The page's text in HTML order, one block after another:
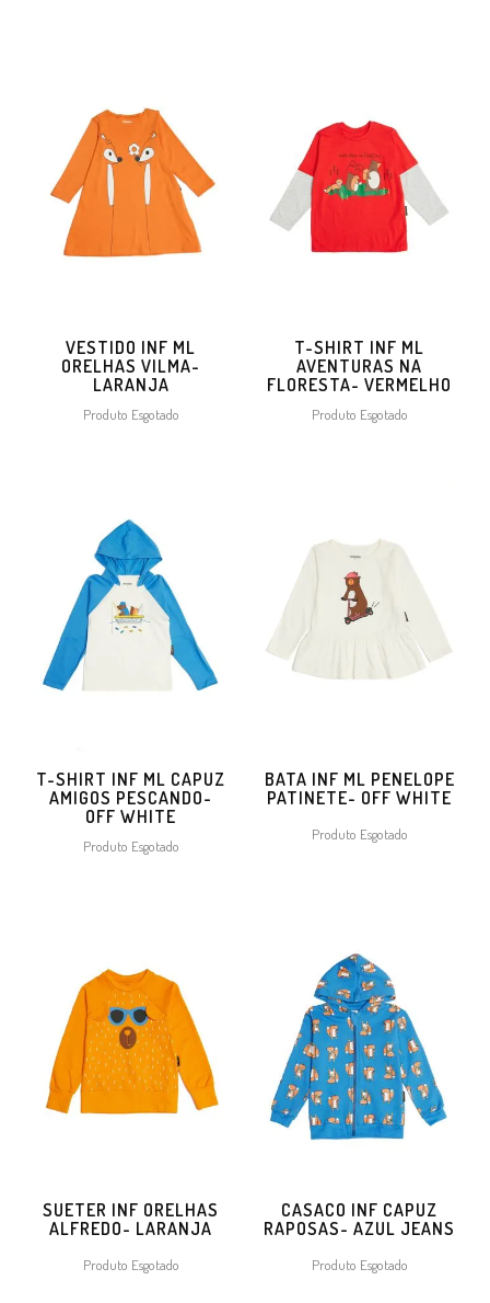
VESTIDO INF ML
ORELHAS VILMA-
LARANJA
Produto Esgotado
T-SHIRT INF ML
AVENTURAS NA
FLORESTA- VERMELHO
Produto Esgotado
T-SHIRT INF ML CAPUZ
AMIGOS PESCANDO-
OFF WHITE
Produto Esgotado
BATA INF ML PENELOPE
PATINETE- OFF WHITE
Produto Esgotado
SUETER INF ORELHAS
ALFREDO- LARANJA
Produto Esgotado
CASACO INF CAPUZ
RAPOSAS- AZUL JEANS
Produto Esgotado